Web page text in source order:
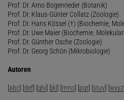
Prof. Dr. Arno Bogenrieder (Botanik)
Prof. Dr. Klaus-Günter Collatz (Zoologie)
Prof. Dr. Hans Kössel (†) (Biochemie,
Prof. Dr. Uwe Maier (Biochemie,
Prof. Dr. Günther Osche (Zoologie)
Prof. Dr. Georg Schön (Mikrobiologie)
Autoren
[abc] [def] [ghi] [jkl] [mno] [pqr] [stuv] [wxyz]